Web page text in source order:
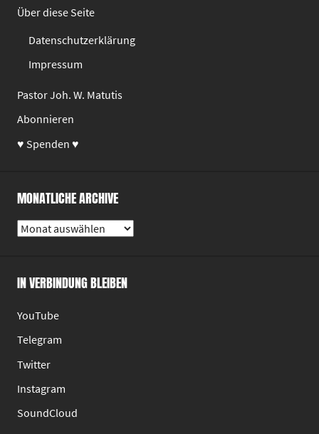
Über diese Seite
Datenschutzerklärung
Impressum
Pastor Joh. W. Matutis
Abonnieren
♥ Spenden ♥
MONATLICHE ARCHIVE
Monatliche
IN VERBINDUNG BLEIBEN
YouTube
Telegram
Twitter
Instagram
SoundCloud